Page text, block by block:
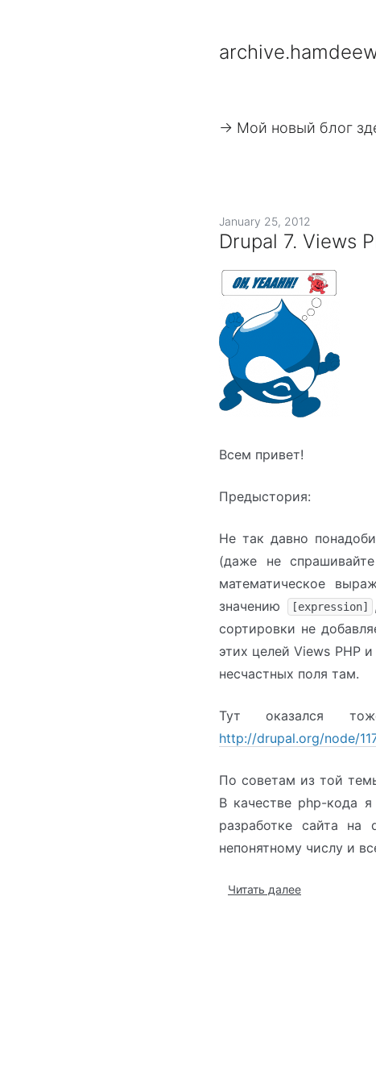
-> Мой новый блог
January 25, 2012
Drupal 7. Views
Всем привет!
Предыстория:
Не так давно
(даже не
математическое
значению
[expression]
сортировки не
этих целей Views PHP
несчастных поля там.
Тут оказался
http://drupal.org/node/
По советам из той
В качестве php-кода
разработке сайта на
непонятному числу и
Читать далее